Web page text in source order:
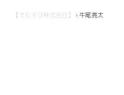
【えむすび株式会社】 › 牛尾亮太